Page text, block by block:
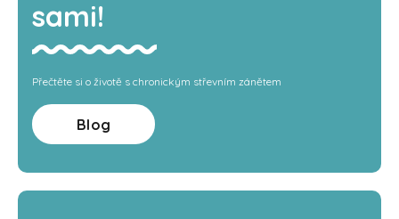
sami!
Přečtěte si o životě s chronickým střevním zánětem
Blog